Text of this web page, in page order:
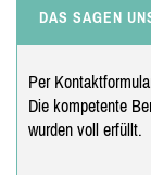
DAS SAGEN
Per
Die kompetente
wurden voll erfüllt.